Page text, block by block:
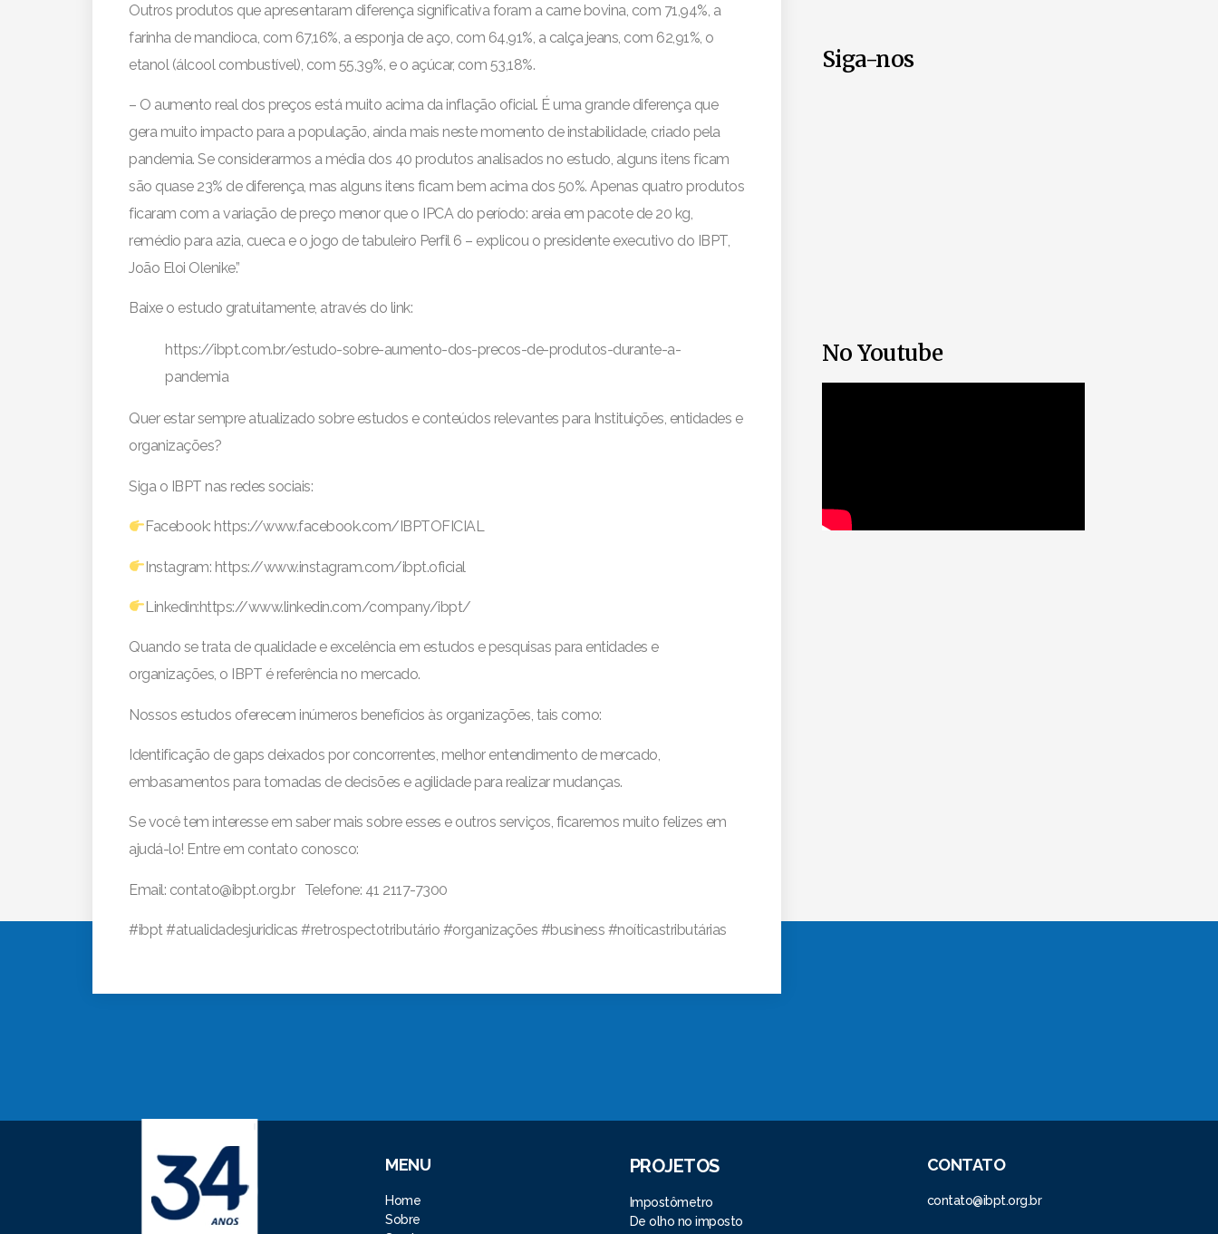
Outros produtos que apresentaram diferença significativa foram a carne bovina, com 71,94%, a
farinha de mandioca, com 67,16%, a esponja de aço, com 64,91%, a calça jeans, com 62,91%, o
etanol (álcool combustível), com 55,39%, e o açúcar, com 53,18%.
– O aumento real dos preços está muito acima da inflação oficial. É uma grande diferença que
gera muito impacto para a população, ainda mais neste momento de instabilidade, criado pela
pandemia. Se considerarmos a média dos 40 produtos analisados no estudo, alguns itens ficam
são quase 23% de diferença, mas alguns itens ficam bem acima dos 50%. Apenas quatro produtos
ficaram com a variação de preço menor que o IPCA do período: areia em pacote de 20 kg,
remédio para azia, cueca e o jogo de tabuleiro Perfil 6 – explicou o presidente executivo do IBPT,
João Eloi Olenike.”
Baixe o estudo gratuitamente, através do link:
https://ibpt.com.br/estudo-sobre-aumento-dos-precos-de-produtos-durante-a-
pandemia
Quer estar sempre atualizado sobre estudos e conteúdos relevantes para Instituições, entidades e
organizações?
Siga o IBPT nas redes sociais:
Facebook: https://www.facebook.com/IBPTOFICIAL
Instagram: https://www.instagram.com/ibpt.oficial
Linkedin:https://www.linkedin.com/company/ibpt/
Quando se trata de qualidade e excelência em estudos e pesquisas para entidades e
organizações, o IBPT é referência no mercado.
Nossos estudos oferecem inúmeros benefícios às organizações, tais como:
Identificação de gaps deixados por concorrentes, melhor entendimento de mercado,
embasamentos para tomadas de decisões e agilidade para realizar mudanças.
Se você tem interesse em saber mais sobre esses e outros serviços, ficaremos muito felizes em
ajudá-lo! Entre em contato conosco:
Email: contato@ibpt.org.br Telefone: 41 2117-7300
#ibpt #atualidadesjuridicas #retrospectotributário #organizações #business #noíticastributárias
Siga-nos
No Youtube
MENU
Home
Sobre
PROJETOS
Impostômetro
De olho no imposto
CONTATO
contato@ibpt.org.br